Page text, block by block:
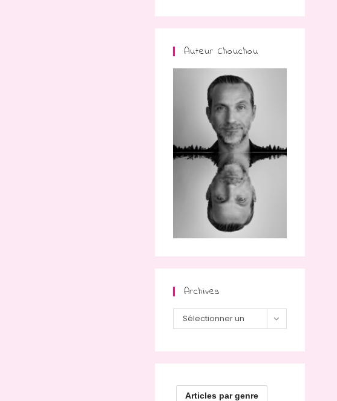
Auteur Chouchou
Archives
Archives
Sélectionner un
Articles par genre